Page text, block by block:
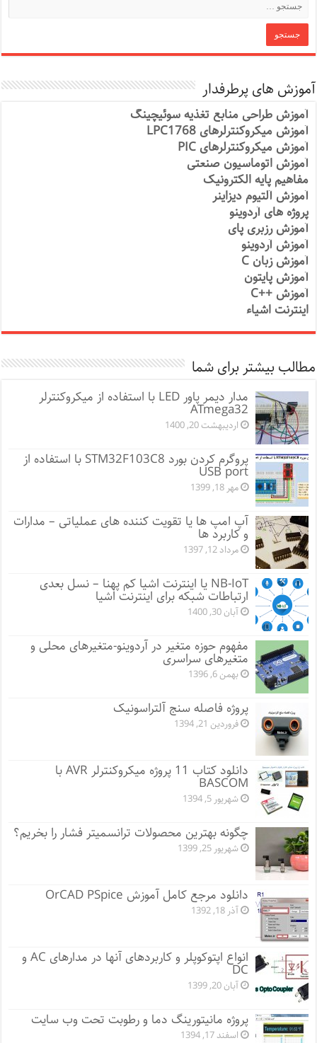
آموزش های پرطرفدار
آموزش طراحی منابع تغذیه سوئیچینگ
آموزش میکروکنترلرهای LPC1768
آموزش میکروکنترلرهای PIC
آموزش اتوماسیون صنعتی
مفاهیم پایه الکترونیک
آموزش آلتیوم دیزاینر
پروژه های آردوینو
آموزش رزبری پای
آموزش آردوینو
آموزش زبان C
آموزش پایتون
آموزش ++C
اینترنت اشیاء
مطالب بیشتر برای شما
مدار دیمر پاور LED با استفاده از میکروکنترلر
ATmega32
اردیبهشت 20, 1400
پروگرم کردن بورد STM32F103C8 با استفاده از
USB port
مهر 18, 1399
آپ امپ ها یا تقویت کننده های عملیاتی – مدارات
و کاربرد ها
مرداد 12, 1397
NB-IoT یا اینترنت اشیا کم پهنا – نسل بعدی
ارتباطات شبکه برای اینترنت اشیا
آبان 30, 1400
مفهوم حوزه متغیر در آردوینو-متغیرهای محلی و
متغیرهای سراسری
بهمن 6, 1396
پروژه فاصله سنج آلتراسونیک
فروردین 21, 1394
دانلود کتاب 11 پروژه میکروکنترلر AVR با
BASCOM
شهریور 5, 1394
چگونه بهترین محصولات ترانسمیتر فشار را بخریم؟
شهریور 25, 1399
دانلود مرجع کامل آموزش OrCAD PSpice
آذر 18, 1392
انواع اپتوکوپلر و کاربردهای آنها در مدارهای AC و
DC
آبان 20, 1399
پروژه مانيتورينگ دما و رطوبت تحت وب سایت
اسفند 17, 1394